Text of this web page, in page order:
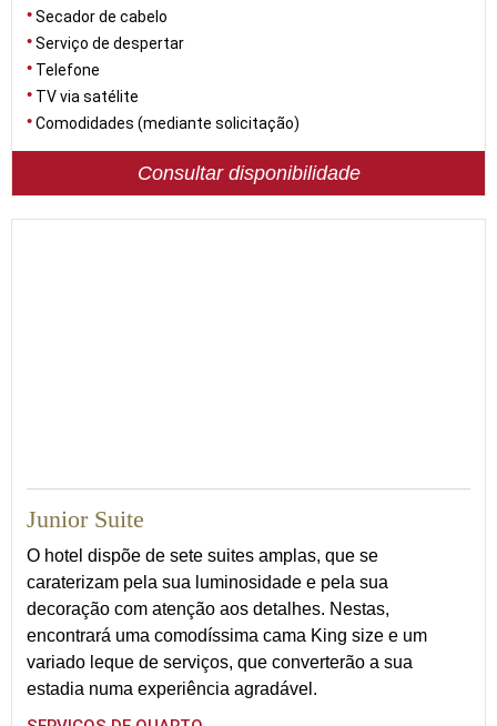
Secador de cabelo
Serviço de despertar
Telefone
TV via satélite
Comodidades (mediante solicitação)
Consultar disponibilidade
Junior Suite
O hotel dispõe de sete suites amplas, que se
caraterizam pela sua luminosidade e pela sua
decoração com atenção aos detalhes. Nestas,
encontrará uma comodíssima cama King size e um
variado leque de serviços, que converterão a sua
estadia numa experiência agradável.